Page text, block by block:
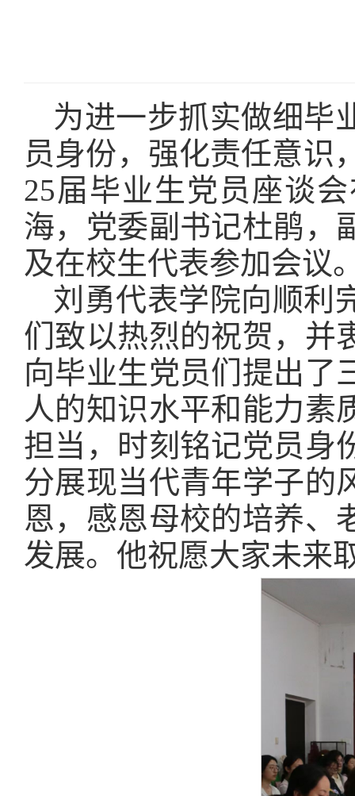
为进一步抓实做细毕
员身份，强化责任意识
25届毕业生党员座谈
海，党委副书记杜鹃，
及在校生代表参加会议
刘勇代表学院向顺利
们致以热烈的祝贺，并
向毕业生党员们提出了
人的知识水平和能力素
担当，时刻铭记党员身
分展现当代青年学子的
恩，感恩母校的培养、
发展。他祝愿大家未来